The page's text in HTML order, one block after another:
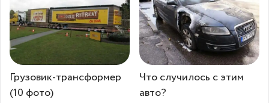
Грузовик-трансформер
(10 фото)
Что случилось с этим
авто?